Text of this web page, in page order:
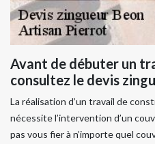
Avant de débuter un
consultez le devis
La réalisation d’un travail de
nécessite l’intervention d’un
pas vous fier à n’importe quel